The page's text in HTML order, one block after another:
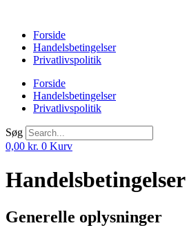
indholdForside
Handelsbetingelser
Privatlivspolitik
Forside
Handelsbetingelser
Privatlivspolitik
Søg
0,00 kr. 0 Kurv
Handelsbetingelser
Generelle oplysninger